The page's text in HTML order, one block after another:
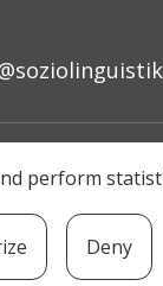
perform
Deny